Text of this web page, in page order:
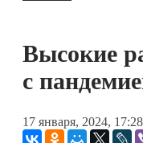
Блокчейн
Книги
Высокие
с
17 января, 2024, 17:28